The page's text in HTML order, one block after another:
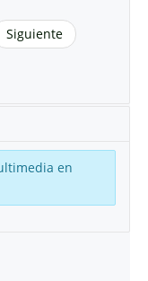
Siguiente
en